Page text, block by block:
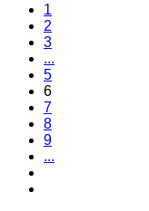
1
2
3
...
5
6
7
8
9
...